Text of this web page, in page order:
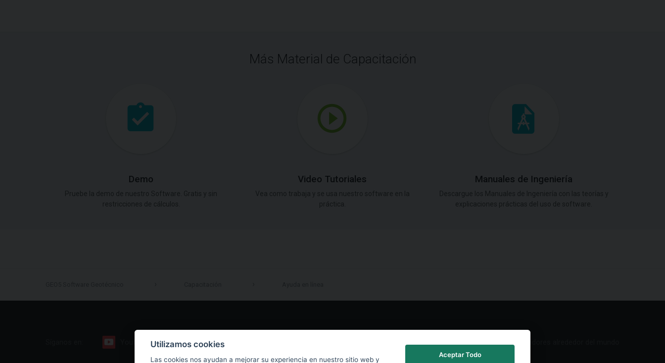
Más Material de Capacitación
Demo Video Tutoriales Manuales de Ingeniería
Facebook
Utilizamos cookies
Las cookies nos ayudan a mejorar su experiencia en nuestro sitio web y
Aceptar Todo